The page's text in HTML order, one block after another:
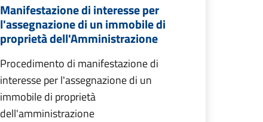
Manifestazione di interesse per
l'assegnazione di un immobile di
proprietà dell'Amministrazione
Procedimento di manifestazione di
interesse per l'assegnazione di un
immobile di proprietà
dell'amministrazione